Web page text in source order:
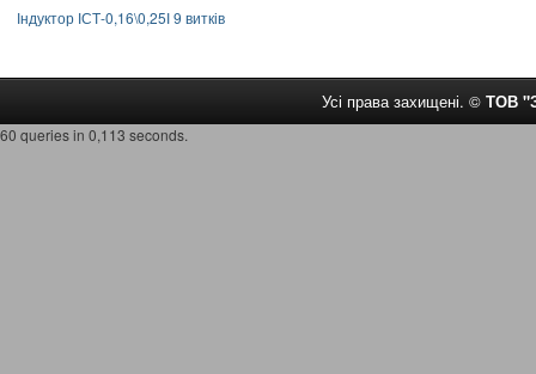
Індуктор ІСТ-0,16\0,25І 9 витків
Усі права захищені. © ТОВ
60 queries in 0,113 seconds.